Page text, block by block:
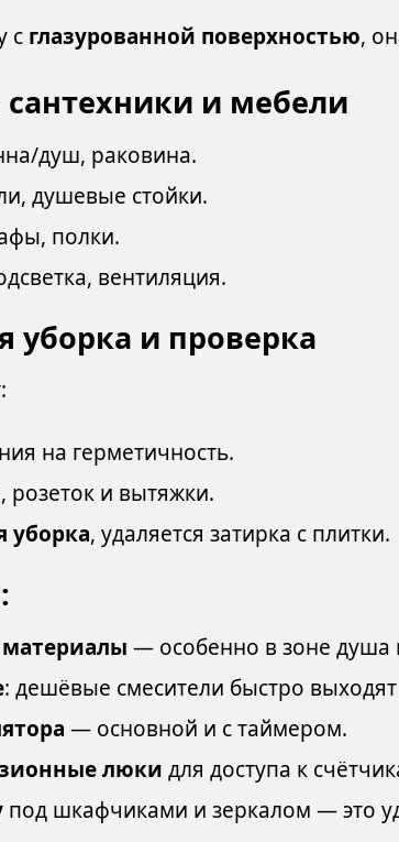
с глазурованной поверхностью,
сантехники и мебели
душ, раковина.
душевые стойки.
полки.
вентиляция.
уборка и проверка
на герметичность.
розеток и вытяжки.
уборка, удаляется затирка с плитки.
материалы — особенно в зоне душа
: дешёвые смесители быстро выходят
— основной и с таймером.
люки для доступа к
под шкафчиками и зеркалом — это